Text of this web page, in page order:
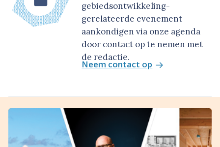
gebiedsontwikkeling-
gerelateerde evenement
aankondigen via onze agenda
door contact op te nemen met
de redactie.
Neem contact op